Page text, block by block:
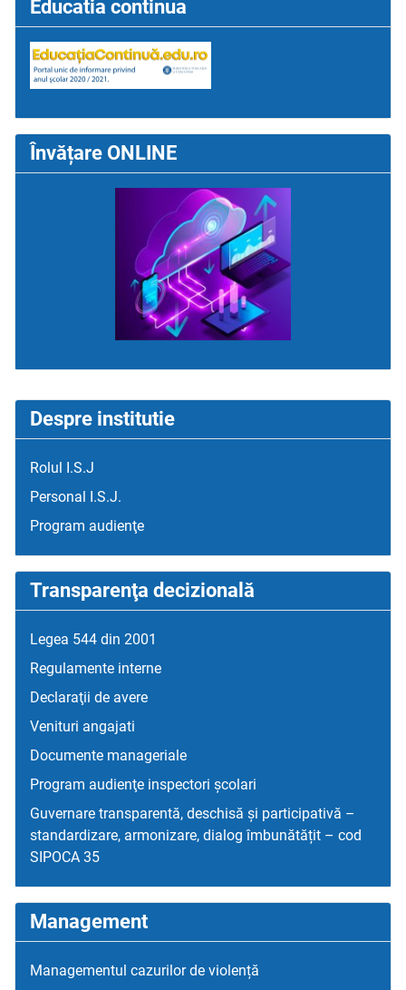
Despre institutie
Rolul I.S.J
Personal I.S.J.
Program audienţe
Transparenţa decizională
Legea 544 din 2001
Regulamente interne
Declaraţii de avere
Venituri angajati
Documente manageriale
Program audienţe inspectori școlari
Guvernare transparentă, deschisă și participativă –
standardizare, armonizare, dialog îmbunătățit – cod
SIPOCA 35
Management
Managementul cazurilor de violență
Educatia continua
Învățare ONLINE